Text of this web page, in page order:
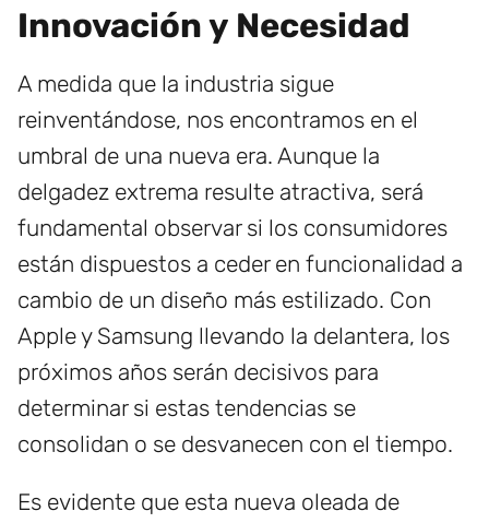
Innovación y Necesidad
A medida que la industria sigue
reinventándose, nos encontramos en el
umbral de una nueva era. Aunque la
delgadez extrema resulte atractiva, será
fundamental observar si los consumidores
están dispuestos a ceder en funcionalidad a
cambio de un diseño más estilizado. Con
Apple y Samsung llevando la delantera, los
próximos años serán decisivos para
determinar si estas tendencias se
consolidan o se desvanecen con el tiempo.
Es evidente que esta nueva oleada de